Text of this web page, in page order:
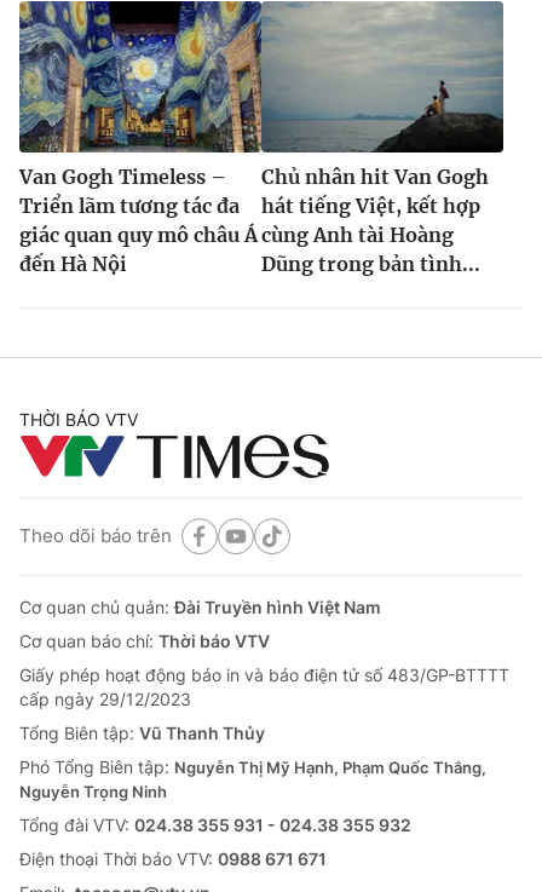
Van Gogh Timeless –
Triển lãm tương tác đa
giác quan quy mô châu Á
đến Hà Nội
Chủ nhân hit Van Gogh
hát tiếng Việt, kết hợp
cùng Anh tài Hoàng
Dũng trong bản tình...
THỜI BÁO VTV
Theo dõi báo trên
Cơ quan chủ quản:Đài Truyền hình Việt Nam
Cơ quan báo chí: Thời báo VTV
Giấy phép hoạt động báo in và báo điện tử số 483/GP-BTTTT
cấp ngày 29/12/2023
Tổng Biên tập: Vũ Thanh Thủy
Phó Tổng Biên tập: Nguyễn Thị Mỹ Hạnh, Phạm Quốc Thắng,
Nguyễn Trọng Ninh
Tổng đài VTV: 024.38 355 931 - 024.38 355 932
Ðiện thoại Thời báo VTV: 0988 671 671